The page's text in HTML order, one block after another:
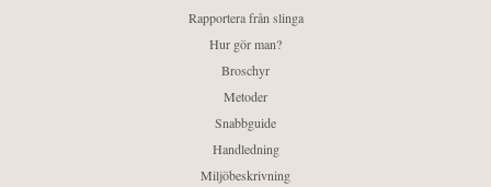
Rapportera från slinga
Hur gör man?
Broschyr
Metoder
Snabbguide
Handledning
Miljöbeskrivning